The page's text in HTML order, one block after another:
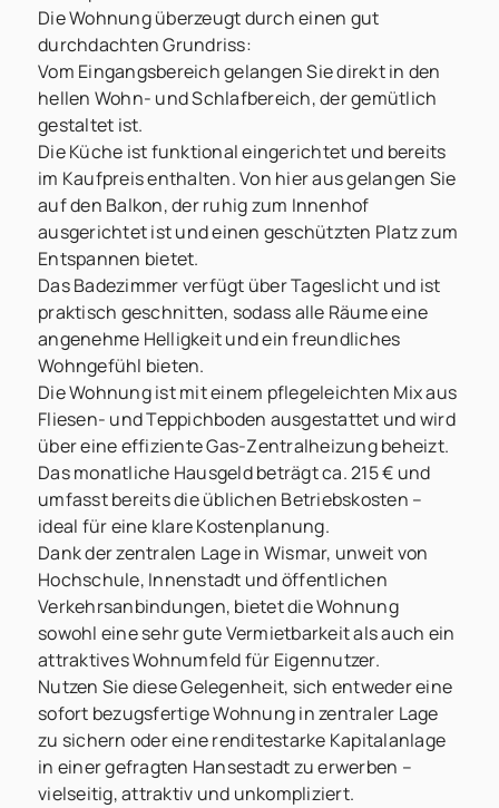
Die Wohnung überzeugt durch einen gut
durchdachten Grundriss:
Vom Eingangsbereich gelangen Sie direkt in den
hellen Wohn- und Schlafbereich, der gemütlich
gestaltet ist.
Die Küche ist funktional eingerichtet und bereits
im Kaufpreis enthalten. Von hier aus gelangen Sie
auf den Balkon, der ruhig zum Innenhof
ausgerichtet ist und einen geschützten Platz zum
Entspannen bietet.
Das Badezimmer verfügt über Tageslicht und ist
praktisch geschnitten, sodass alle Räume eine
angenehme Helligkeit und ein freundliches
Wohngefühl bieten.
Die Wohnung ist mit einem pflegeleichten Mix aus
Fliesen- und Teppichboden ausgestattet und wird
über eine effiziente Gas-Zentralheizung beheizt.
Das monatliche Hausgeld beträgt ca. 215 € und
umfasst bereits die üblichen Betriebskosten –
ideal für eine klare Kostenplanung.
Dank der zentralen Lage in Wismar, unweit von
Hochschule, Innenstadt und öffentlichen
Verkehrsanbindungen, bietet die Wohnung
sowohl eine sehr gute Vermietbarkeit als auch ein
attraktives Wohnumfeld für Eigennutzer.
Nutzen Sie diese Gelegenheit, sich entweder eine
sofort bezugsfertige Wohnung in zentraler Lage
zu sichern oder eine renditestarke Kapitalanlage
in einer gefragten Hansestadt zu erwerben –
vielseitig, attraktiv und unkompliziert.